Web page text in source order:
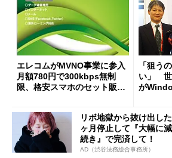
エレコムがMVNO事業に参入
月額780円で300kbps無制
限、格安スマホのセット販売
「狙う
い」 世
が
リボ地獄から抜け出し
ヶ月停止して『大幅に
続き』で完済して！
AD（渋谷法務総合事務所）